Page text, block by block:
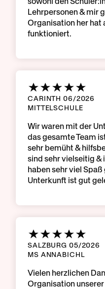
Lehrpersonen & mir
Organisation her hat
funktioniert.
CARINTH 06/2026
MITTELSCHULE
Wir waren mit der
das gesamte Team
sehr bemüht &
sind sehr vielseitig &
haben sehr viel
Unterkunft ist gut
SALZBURG 05/2026
MS ANNABICHL
Vielen herzlichen
Organisation